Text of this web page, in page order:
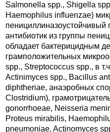
Salmonella spp., Shigella
Haemophilus influenzae)
пенициллиназоустойчивый
антибиотик из группы
обладает бактерицидным
грамположительных
spp., Streptococcus spp., в
Actinimyces spp., Bacillus
diphtheriae, анаэробных
Clostridium),
gonorrhoeae, Neisseria
Proteus mirabilis,
pneumoniae, Actinomyces